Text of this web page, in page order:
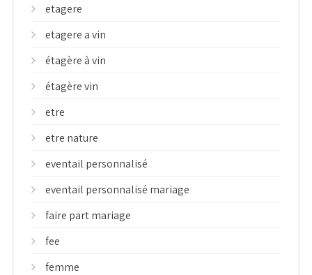
etagere
etagere a vin
étagère à vin
étagère vin
etre
etre nature
eventail personnalisé
eventail personnalisé mariage
faire part mariage
fee
femme